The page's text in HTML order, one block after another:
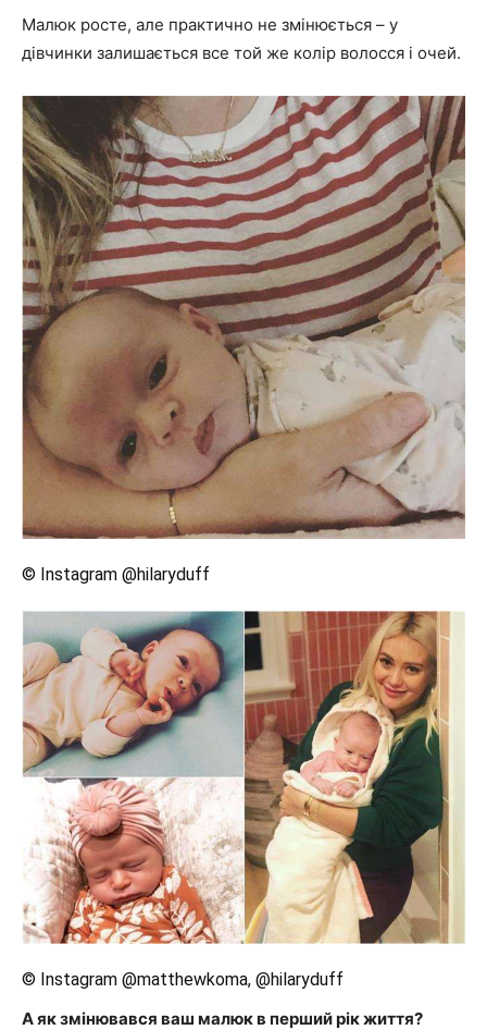
Малюк росте, але практично не змінюється – у
дівчинки залишається все той же колір волосся і очей.
© Instagram @hilaryduff
© Instagram @matthewkoma, @hilaryduff
А як змінювався ваш малюк в перший рік життя?